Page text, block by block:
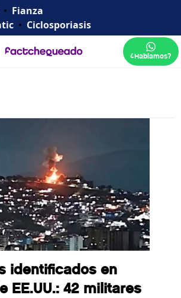
• Fianza
• Ciclosporiasis
¿Hablamos?
identificados en
EE.UU.: 42 militares